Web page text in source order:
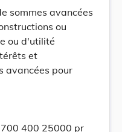
sommes avancées
ou
ou d'utilité
et
avancées pour
400 25000 pr